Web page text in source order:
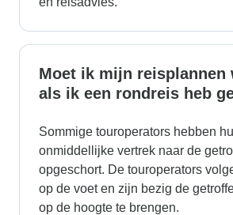
Moet ik mijn reisplannen
als ik een rondreis heb
Sommige touroperators hebben
onmiddellijke vertrek naar de
opgeschort. De touroperators
op de voet en zijn bezig de
op de hoogte te brengen.